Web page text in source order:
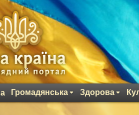
Громадянська Здорова